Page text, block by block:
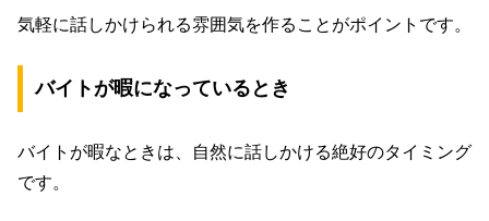
気軽に話しかけられる雰囲気を作ることがポイントです。
バイトが暇になっているとき
バイトが暇なときは、自然に話しかける絶好のタイミング
です。